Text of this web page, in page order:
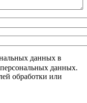
данных в
данных.
обработки или